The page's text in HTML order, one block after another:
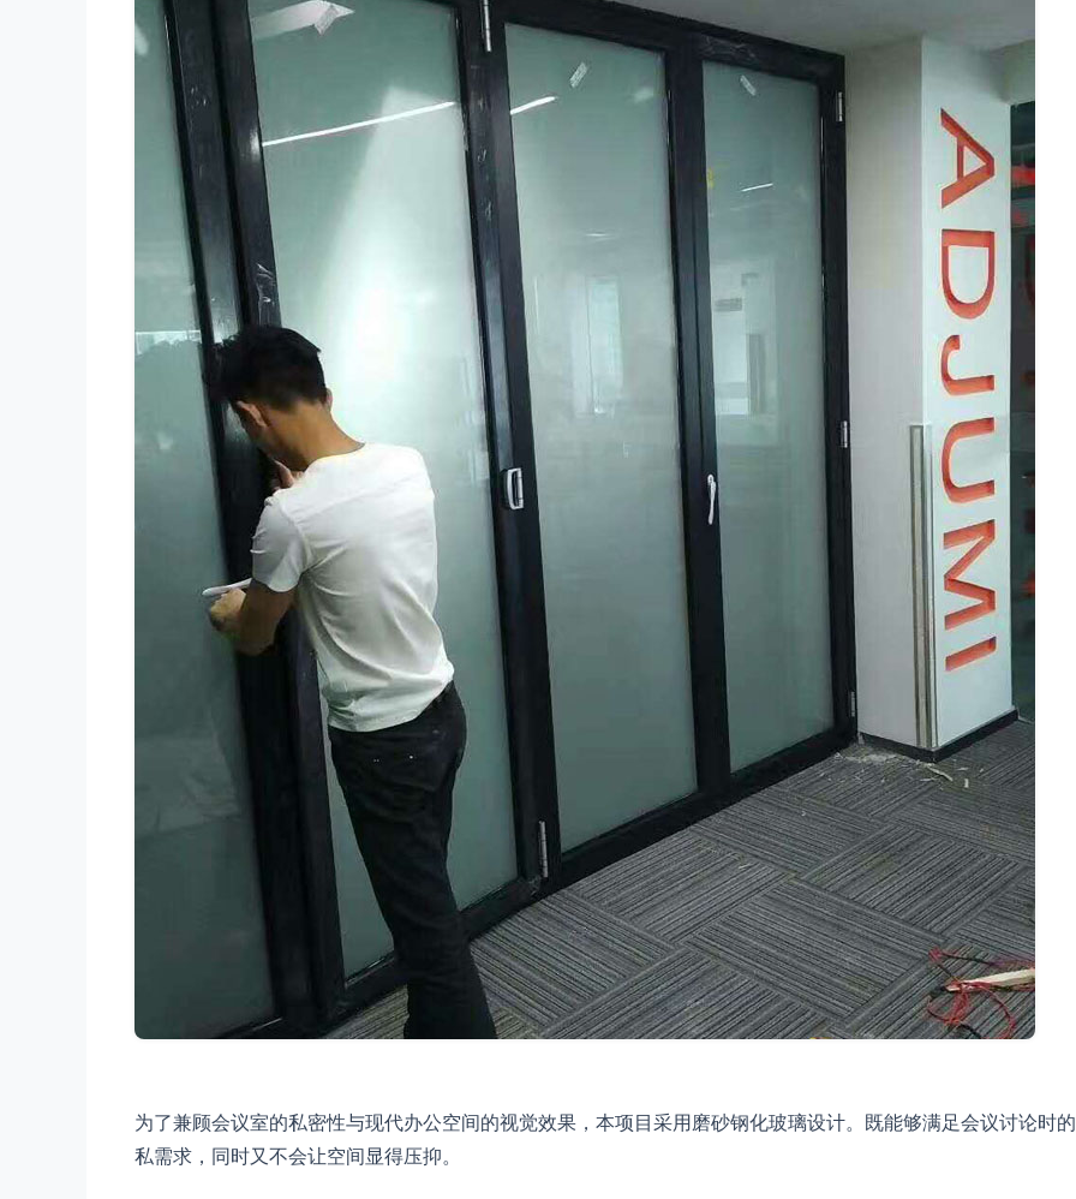
为了兼顾会议室的私密性与现代办公空间的视觉效果，本项目采用磨砂钢化玻璃设计。既能够满足会议讨论时
私需求，同时又不会让空间显得压抑。